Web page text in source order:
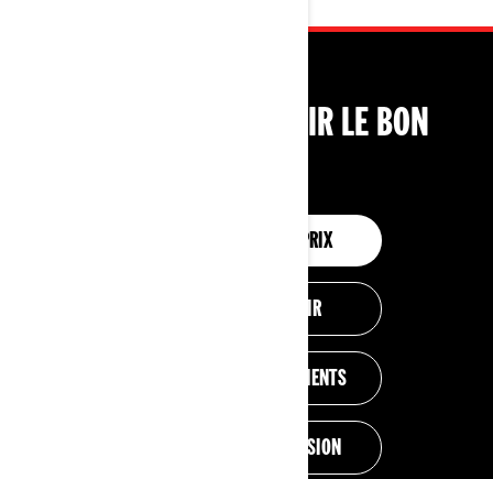
OUTILS POUR CHOISIR LE BON
CONFIGURATION ET PRIX
AIDEZ-MOI À CHOISIR
ESTIMATION DES PAIEMENTS
OBTENEZ UNE SOUMISSION